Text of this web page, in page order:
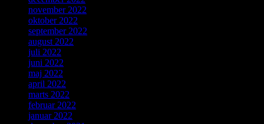
november 2022
oktober 2022
september 2022
august 2022
juli 2022
juni 2022
maj 2022
april 2022
marts 2022
februar 2022
januar 2022